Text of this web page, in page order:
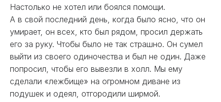
Настолько не хотел или боялся помощи.
А в свой последний день, когда было ясно, что он
умирает, он всех, кто был рядом, просил держать
его за руку. Чтобы было не так страшно. Он сумел
выйти из своего одиночества и был не один. Даже
попросил, чтобы его вывезли в холл. Мы ему
сделали «лежбище» на огромном диване из
подушек и одеял, отгородили ширмой.